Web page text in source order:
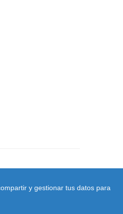
y gestionar tus datos para